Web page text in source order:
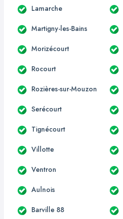
Lamarche
Martigny-les-Bains
Morizécourt
Rocourt
Rozières-sur-Mouzon
Serécourt
Tignécourt
Villotte
Ventron
Aulnois
Barville 88